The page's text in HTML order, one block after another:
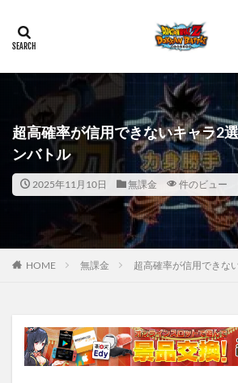
超高確率が信用できないキャラ2
ンバトル
2025年11月10日 無課金 件のビュー
HOME 無課金 超高確率が信用できな